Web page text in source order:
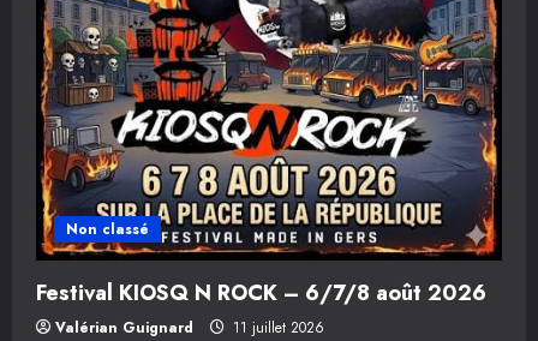
Non classé
Festival KIOSQ N ROCK – 6/7/8 août 2026
Valérian Guignard 11 juillet 2026